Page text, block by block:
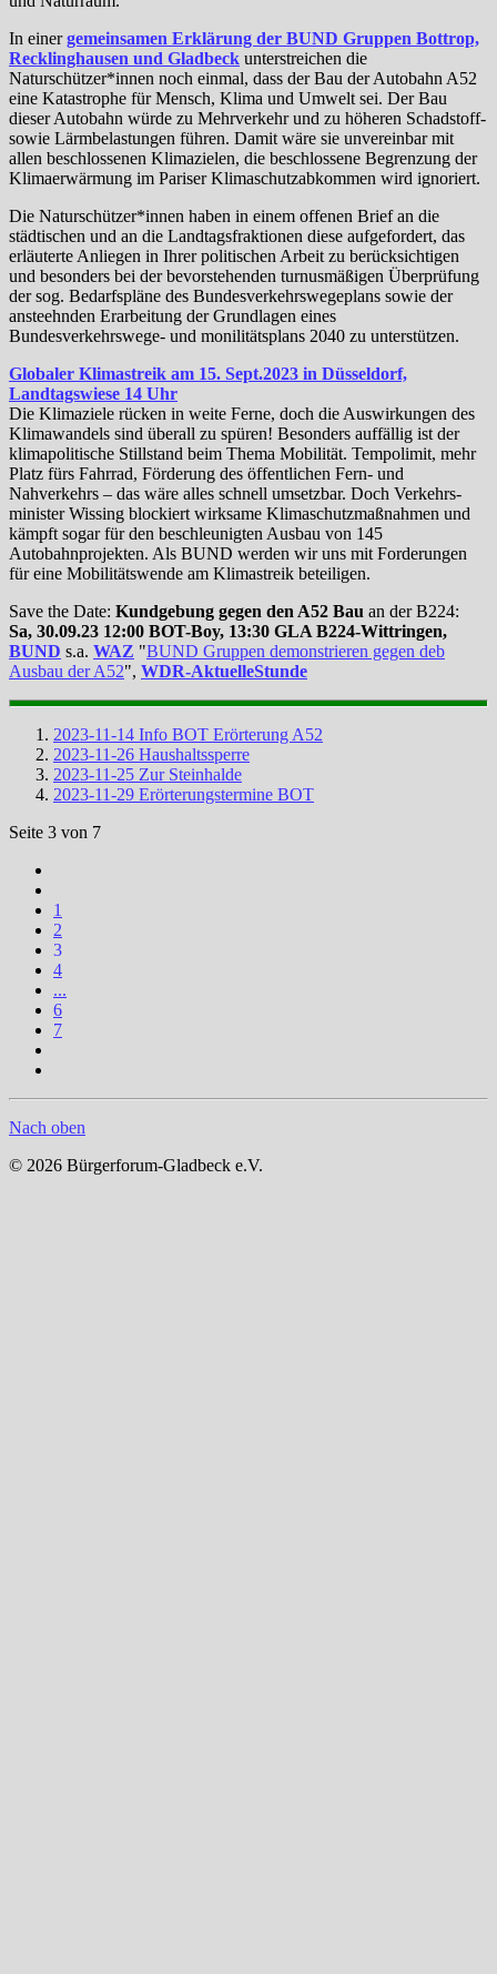
In einergemeinsamen Erklärung der BUND Gruppen Bottrop,
Recklinghausen und Gladbeck unterstreichen die
Naturschützer*innen noch einmal, dass der Bau der Autobahn A52
eine Katastrophe für Mensch, Klima und Umwelt sei. Der Bau
dieser Autobahn würde zu Mehrverkehr und zu höheren Schadstoff-
sowie Lärmbelastungen führen. Damit wäre sie unvereinbar mit
allen beschlossenen Klimazielen, die beschlossene Begrenzung der
Klimaerwärmung im Pariser Klimaschutzabkommen wird ignoriert.
Die Naturschützer*innen haben in einem offenen Brief an die
städtischen und an die Landtagsfraktionen diese aufgefordert, das
erläuterte Anliegen in Ihrer politischen Arbeit zu berücksichtigen
und besonders bei der bevorstehenden turnusmäßigen Überprüfung
der sog. Bedarfspläne des Bundesverkehrswegeplans sowie der
ansteehnden Erarbeitung der Grundlagen eines
Bundesverkehrswege- und monilitätsplans 2040 zu unterstützen.
Globaler Klimastreik am 15. Sept.2023 in Düsseldorf,
Landtagswiese 14 Uhr
Die Klimaziele rücken in weite Ferne, doch die Auswirkungen des
Klimawandels sind überall zu spüren! Besonders auffällig ist der
klimapolitische Stillstand beim Thema Mobilität. Tempolimit, mehr
Platz fürs Fahrrad, Förderung des öffentlichen Fern- und
Nahverkehrs – das wäre alles schnell umsetzbar. Doch Verkehrs­
minister Wissing blockiert wirksame Klimaschutzmaßnahmen und
kämpft sogar für den beschleunigten Ausbau von 145
Autobahnprojekten. Als BUND werden wir uns mit Forderungen
für eine Mobilitätswende am Klimastreik beteiligen.
Save the Date: Kundgebung gegen den A52 Bau an der B224:
Sa, 30.09.23 12:00 BOT-Boy, 13:30 GLA B224-Wittringen,
BUND s.a. WAZ "BUND Gruppen demonstrieren gegen deb
Ausbau der A52", WDR-AktuelleStunde
2023-11-14 Info BOT Erörterung A52
2023-11-26 Haushaltssperre
2023-11-25 Zur Steinhalde
2023-11-29 Erörterungstermine BOT
Seite 3 von 7
1
2
3
4
...
6
7
Nach oben
© 2026 Bürgerforum-Gladbeck e.V.